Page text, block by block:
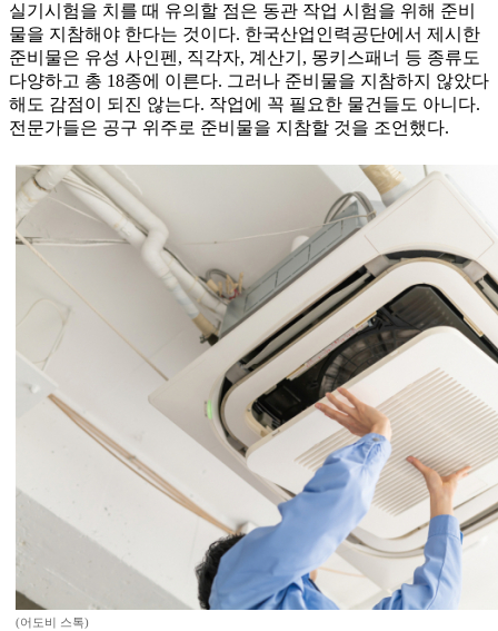
실기시험을 치를 때 유의할 점은 동관 작업 시험을 위해 준비
물을 지참해야 한다는 것이다. 한국산업인력공단에서 제시한
준비물은 유성 사인펜, 직각자, 계산기, 몽키스패너 등 종류도
다양하고 총 18종에 이른다. 그러나 준비물을 지참하지 않았다
해도 감점이 되진 않는다. 작업에 꼭 필요한 물건들도 아니다.
전문가들은 공구 위주로 준비물을 지참할 것을 조언했다.
(어도비 스톡)